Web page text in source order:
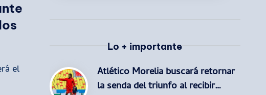
el
Lo + importante
Atlético Morelia buscará retornar
la senda del triunfo al recibir…